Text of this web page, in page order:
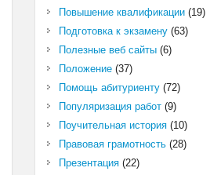
Повышение квалификации(19)
Подготовка к экзамену(63)
Полезные веб сайты(6)
Положение(37)
Помощь абитуриенту(72)
Популяризация работ(9)
Поучительная история(10)
Правовая грамотность(28)
Презентация(22)